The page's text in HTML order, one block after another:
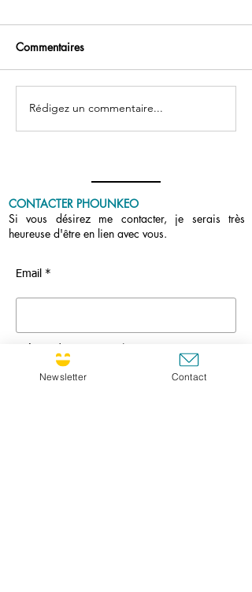
Tout gratuit : deux mois
après l’annonce
Commentaires
Rédigez un commentaire...
CONTACTER PHOUNKEO
Si vous désirez me contacter, je serais très
heureuse d'être en lien avec vous.
Email *
Newsletter Contact